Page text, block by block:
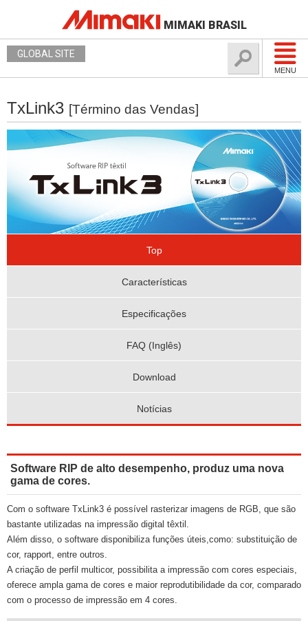
MIMAKI BRASIL
MENU
GLOBAL SITE
TxLink3 [Término das Vendas]
Top
Características
Especificações
FAQ (Inglês)
Download
Notícias
Software RIP de alto desempenho, produz uma nova
gama de cores.
Com o software TxLink3 é possível rasterizar imagens de RGB, que são
bastante utilizadas na impressão digital têxtil.
Além disso, o software disponibiliza funções úteis,como: substituição de
cor, rapport, entre outros.
A criação de perfil multicor, possibilita a impressão com cores especiais,
oferece ampla gama de cores e maior reprodutibilidade da cor, comparado
com o processo de impressão em 4 cores.